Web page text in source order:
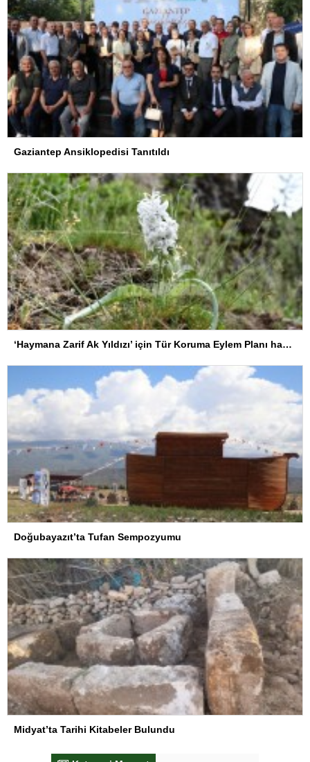
Gaziantep Ansiklopedisi Tanıtıldı
‘Haymana Zarif Ak Yıldızı’ için Tür Koruma Eylem Planı hayata geçirildi
Doğubayazıt’ta Tufan Sempozyumu
Midyat’ta Tarihi Kitabeler Bulundu